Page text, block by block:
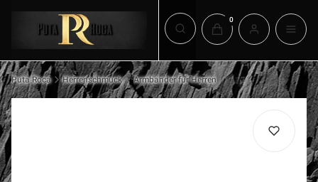
Suchmaschine öffnen
Produkte im
Puta Roca Herrenschmuck Armbänder für Herren